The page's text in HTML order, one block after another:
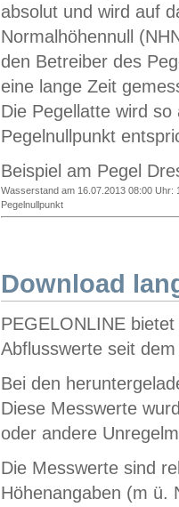
absolut und wird auf
Normalhöhennull
den Betreiber des
eine lange Zeit
Die Pegellatte wird
Pegelnullpunkt
Beispiel am Pegel
Wasserstand am 16.07.2013 08:00 Uhr:
Pegelnullpunkt
Download
PEGELONLINE
Abflusswerte seit
Bei den
Diese Messwerte
oder andere
Die Messwerte sind
Höhenangaben (m ü.